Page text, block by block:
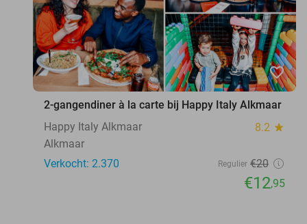
favorite_border
2-gangendiner à la carte bij Happy Italy Alkmaar
Happy Italy Alkmaar
8.2 star
Alkmaar
Verkocht: 2.370
Regulier €20
€12,95